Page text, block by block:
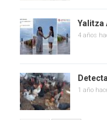
Yalitza
4 años
1 año